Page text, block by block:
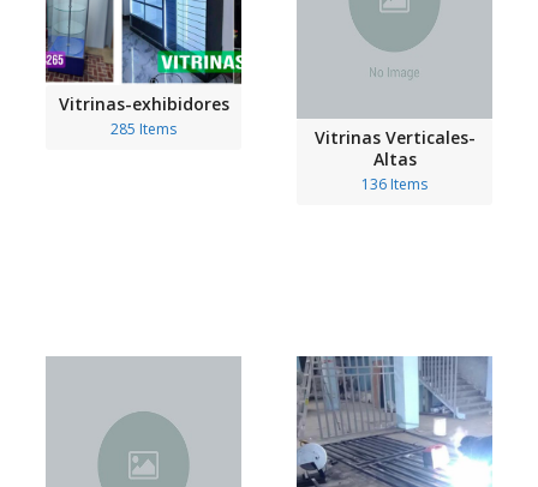
Vitrinas-exhibidores
285 Items
Vitrinas Verticales-
Altas
136 Items